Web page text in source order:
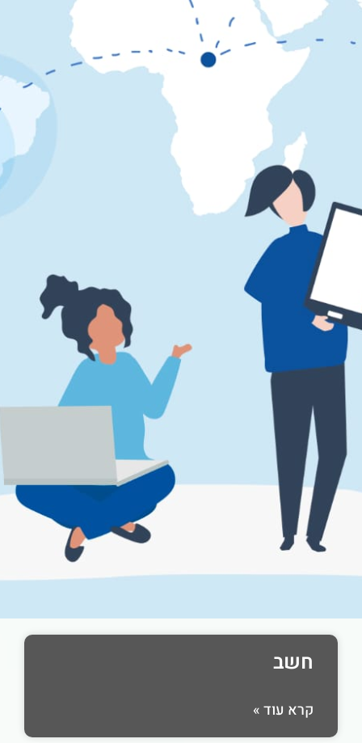
חשב
קרא עוד »